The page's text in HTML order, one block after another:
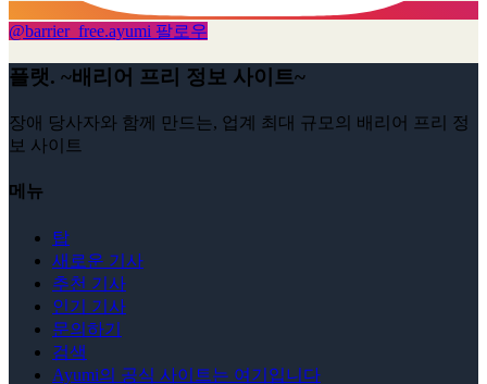
@barrier_free.ayumi 팔로우
플랫. ~배리어 프리 정보 사이트~
장애 당사자와 함께 만드는, 업계 최대 규모의 배리어 프리 정
보 사이트
메뉴
탑
새로운 기사
추천 기사
인기 기사
문의하기
검색
Ayumi의 공식 사이트는 여기입니다